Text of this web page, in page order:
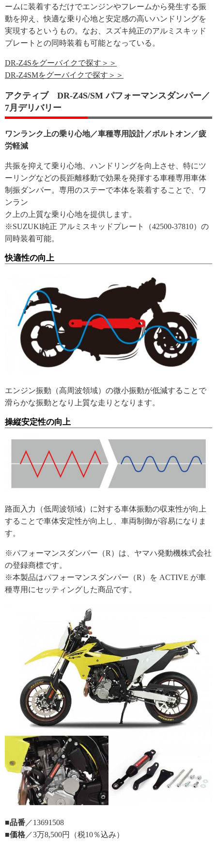
ームに装着するだけでエンジンやフレームから発生する振
動を抑え、快適な乗り心地と安定感の高いハンドリングを
実現するというもの。なお、スズキ純正のアルミスキッド
プレートとの同時装着も可能となっている。
DR-Z4Sをグーバイクで探す＞＞
DR-Z4SMをグーバイクで探す＞＞
アクティブ DR-Z4S/SM パフォーマンスダンパー／
7月デリバリー
ワンランク上の乗り心地／車種専用設計／ボルトオン／疲
労軽減
共振を抑えて乗り心地、ハンドリングを向上させ、特にツ
ーリングなどの長距離移動で効果を発揮する車種専用車体
制振ダンパー。専用のステーで本体を装着することで、ワ
ンラン
ク上の上質な乗り心地を提供します。
※SUZUKI純正 アルミスキッドプレート（42500-37810）の
同時装着可能。
快適性の向上
エンジン振動（高周波領域）の微小振動が低減することで
滑らかな振動となり上質な走りとなります。
操縦安定性の向上
路面入力（低周波領域）に対する車体振動の収束性が向上
することで車体安定性が向上し、車両制御が容易になりま
す。
※パフォーマンスダンパー（R）は、ヤマハ発動機株式会社
の登録商標です。
※本製品はパフォーマンスダンパー（R）を ACTIVE が車
種専用にセッティングした商品です。
■品番 ／13691508
■価格 ／3万8,500円（税10％込み）